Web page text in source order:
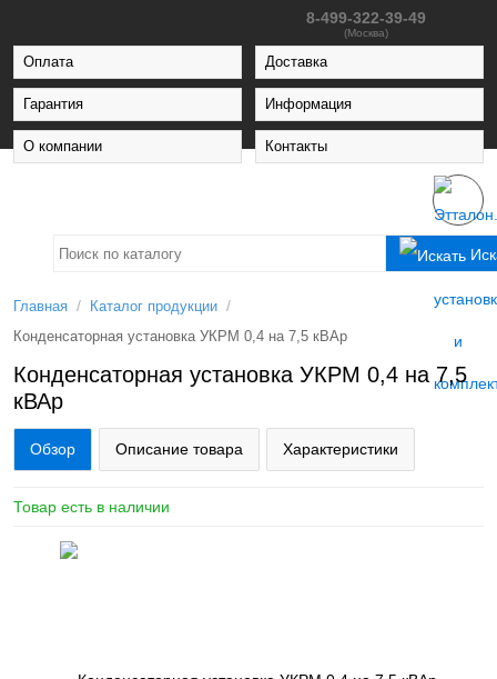
8-499-322-39-49
(Москва)
Оплата Доставка
Гарантия Информация
О компании Контакты
Главная / Каталог продукции /
Конденсаторная установка УКРМ 0,4 на 7,5 кВАр
Конденсаторная установка УКРМ 0,4 на 7,5
кВАр
Обзор Описание товара Характеристики
Товар есть в наличии